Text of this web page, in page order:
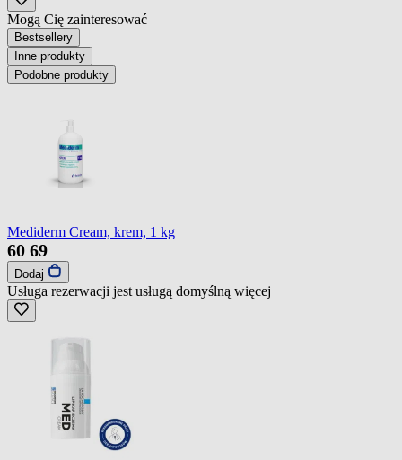
Mogą Cię zainteresować
Bestsellery
Inne produkty
Podobne produkty
Mediderm Cream, krem, 1 kg
60 69
Dodaj
Usługa rezerwacji jest usługą domyślną więcej